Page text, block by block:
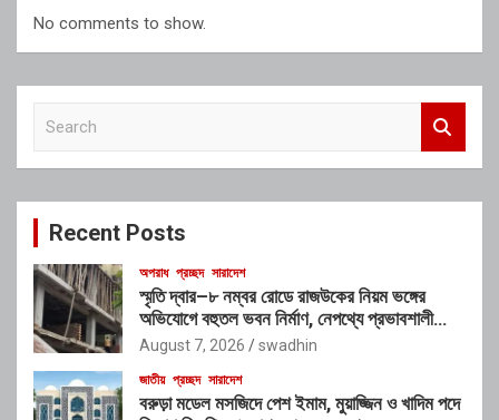
No comments to show.
c
Recent Posts
অপরাধ প্রচ্ছদ সারাদেশ
স্মৃতি দ্বার–৮ নম্বর রোডে রাজউকের নিয়ম ভঙ্গের
অভিযোগে বহুতল ভবন নির্মাণ, নেপথ্যে প্রভাবশালী
চক্রের যোগসাজশের প্রশ্ন
August 7, 2026 swadhin
জাতীয় প্রচ্ছদ সারাদেশ
বরুড়া মডেল মসজিদে পেশ ইমাম, মুয়াজ্জিন ও খাদিম পদে